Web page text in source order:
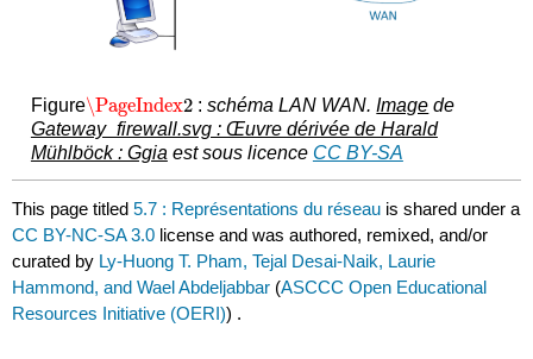
Figure\PageIndex2
\PageIndex2 :schéma LAN WAN.Image de
Gateway_firewall.svg : Œuvre dérivée de Harald
Mühlböck : Ggia est sous licence CC BY-SA
This page titled5.7 : Représentations du réseau is shared under a
CC BY-NC-SA 3.0 license and was authored, remixed, and/or
curated by Ly-Huong T. Pham, Tejal Desai-Naik, Laurie
Hammond, and Wael Abdeljabbar (ASCCC Open Educational
Resources Initiative (OERI)) .